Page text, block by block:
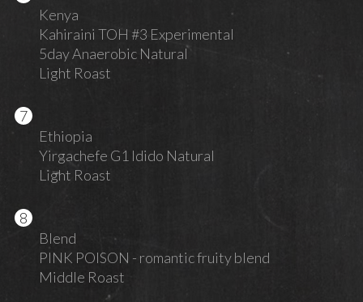
Kenya
Kahiraini TOH #3 Experimental
5day Anaerobic Natural
Light Roast
Ethiopia
Yirgachefe G1 Idido Natural
Light Roast
Blend
PINK POISON - romantic fruity blend
Middle Roast